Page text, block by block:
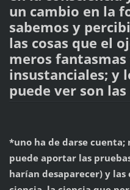
un cambio en la
sabemos y
las cosas que el
meros
insustanciales; y
puede ver son
*uno ha de darse
puede aportar las
harían desaparecer) y las